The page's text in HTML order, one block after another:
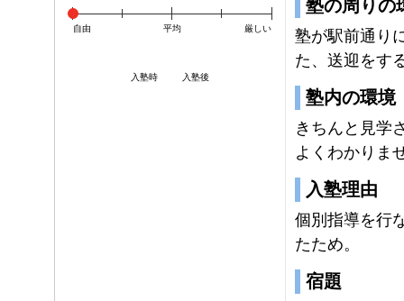
入塾時 入塾後
自由 平均 厳しい
塾の周りの
塾が駅前通り
た、送迎をす
塾内の環境
きちんと見学
よくわかりま
入塾理由
個別指導を行
たため。
宿題